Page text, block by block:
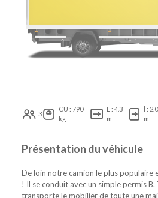
3
CU : 790
kg
L : 4.3
m
l :
m
Présentation du véhicule
De loin notre camion le plus populaire
! Il se conduit avec un simple permis
transporte le mobilier de toute une